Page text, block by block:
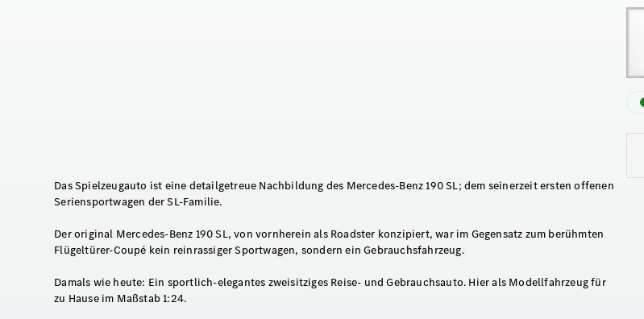
Das Spielzeugauto ist eine detailgetreue Nachbildung des Mercedes-Benz 190 SL; dem seinerzeit ersten offenen
Seriensportwagen der SL-Familie.
Der original Mercedes-Benz 190 SL, von vornherein als Roadster konzipiert, war im Gegensatz zum berühmten
Flügeltürer-Coupé kein reinrassiger Sportwagen, sondern ein Gebrauchsfahrzeug.
Damals wie heute: Ein sportlich-elegantes zweisitziges Reise- und Gebrauchsauto. Hier als Modellfahrzeug für
zu Hause im Maßstab 1:24.